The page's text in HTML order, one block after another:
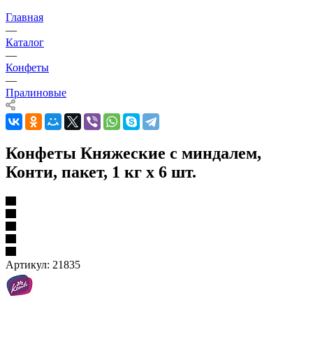
Главная
—
Каталог
—
Конфеты
—
Пралиновые
Конфеты Княжеские с миндалем,
Конти, пакет, 1 кг х 6 шт.
Артикул: 21835